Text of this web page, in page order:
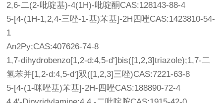
2,6-二(2-吡啶基)-4(1H)-吡啶酮CAS:128143-88-4
5-[4-(1H-1,2,4-三唑-1-基)苯基]-2H四唑CAS:1423810-54-
1
An2Py;CAS:407626-74-8
1,7-dihydrobenzo[1,2-d:4,5-d‘]bis([1,2,3]triazole);1,7-二
氢苯并[1,2-d:4,5-d‘]双([1,2,3]三唑)CAS:7221-63-8
5-[4-(1-咪唑基)苯基]-2H-四唑CAS:188890-72-4